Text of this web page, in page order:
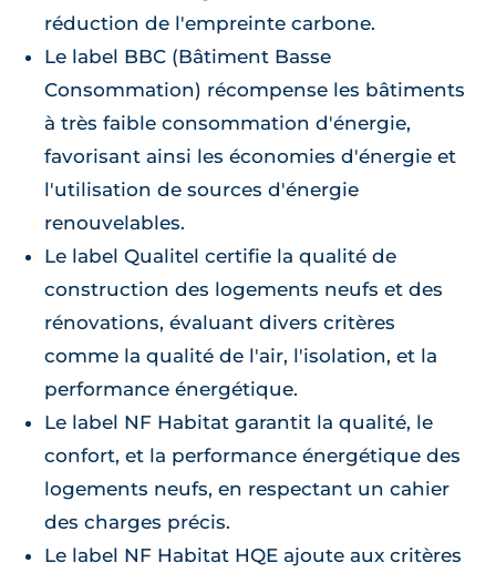
réduction de l'empreinte carbone.
Le label BBC (Bâtiment Basse
Consommation) récompense les bâtiments
à très faible consommation d'énergie,
favorisant ainsi les économies d'énergie et
l'utilisation de sources d'énergie
renouvelables.
Le label Qualitel certifie la qualité de
construction des logements neufs et des
rénovations, évaluant divers critères
comme la qualité de l'air, l'isolation, et la
performance énergétique.
Le label NF Habitat garantit la qualité, le
confort, et la performance énergétique des
logements neufs, en respectant un cahier
des charges précis.
Le label NF Habitat HQE ajoute aux critères